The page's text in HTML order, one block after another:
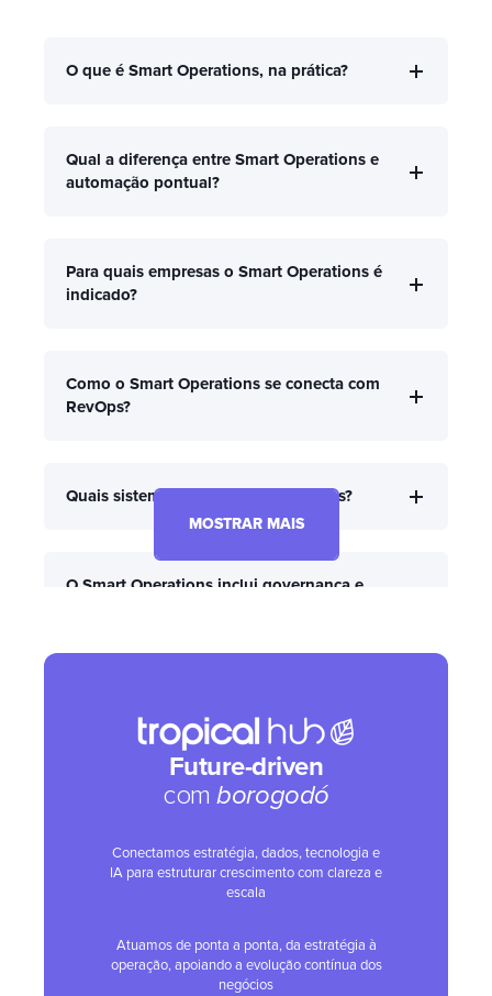
O que é Smart Operations, na prática?
Qual a diferença entre Smart Operations e
automação pontual?
Para quais empresas o Smart Operations é
indicado?
Como o Smart Operations se conecta com
RevOps?
Quais sistemas podem ser integrados?
O Smart Operations inclui governança e
Operations?
Qual é a visão da Tropical Hub sobre IA e
contínuo?
MOSTRAR MAIS
Future-driven
comborogodó
Conectamos estratégia, dados, tecnologia e
IA para estruturar crescimento com clareza e
escala
Atuamos de ponta a ponta, da estratégia à
operação, apoiando a evolução contínua dos
negócios